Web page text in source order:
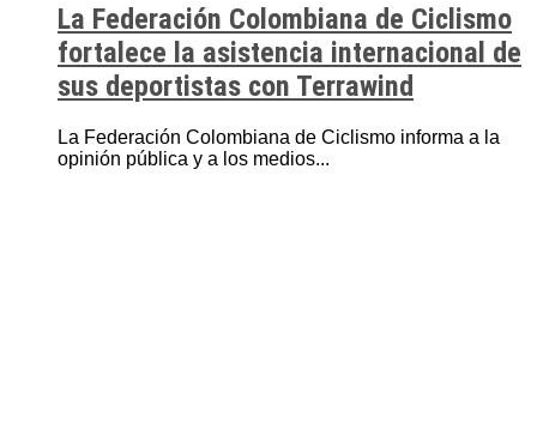
La Federación Colombiana de Ciclismo
fortalece la asistencia internacional de
sus deportistas con Terrawind
La Federación Colombiana de Ciclismo informa a la
opinión pública y a los medios...